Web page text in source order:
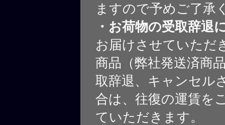
ますので予めご了承
・お荷物の受取辞退
お届けさせていただ
商品（弊社発送済商
取辞退、キャンセル
合は、往復の運賃を
ていただきます。